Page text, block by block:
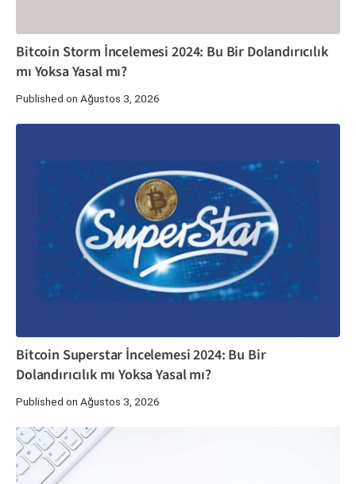
Bitcoin Storm İncelemesi 2024: Bu Bir Dolandırıcılık
mı Yoksa Yasal mı?
Published on Ağustos 3, 2026
Bitcoin Superstar İncelemesi 2024: Bu Bir
Dolandırıcılık mı Yoksa Yasal mı?
Published on Ağustos 3, 2026